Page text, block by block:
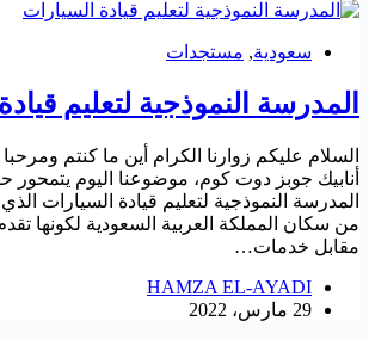
سعودية, مستجدات
المدرسة النموذجية لتعليم
السلام عليكم زوارنا الكرام أين ما كنتم
أنابيك جوبز دوت كوم، موضوعنا اليوم
المدرسة النموذجية لتعليم قيادة السيارات
من سكان المملكة العربية السعودية لكونها
مقابل خدمات…
HAMZA EL-AYADI
29 مارس، 2022